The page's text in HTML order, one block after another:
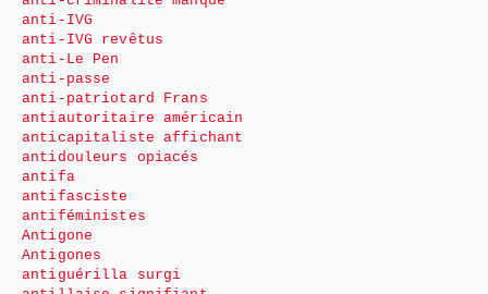
anti-IVG
anti-IVG revêtus
anti-Le Pen
anti-passe
anti-patriotard Frans
antiautoritaire américain
anticapitaliste affichant
antidouleurs opiacés
antifa
antifasciste
antiféministes
Antigone
Antigones
antiguérilla surgi